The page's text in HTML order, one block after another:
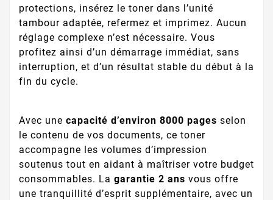
protections, insérez le toner dans l’unité
tambour adaptée, refermez et imprimez. Aucun
réglage complexe n’est nécessaire. Vous
profitez ainsi d’un démarrage immédiat, sans
interruption, et d’un résultat stable du début à la
fin du cycle.
Avec une capacité d’environ 8000 pages selon
le contenu de vos documents, ce toner
accompagne les volumes d’impression
soutenus tout en aidant à maîtriser votre budget
consommables. La garantie 2 ans vous offre
une tranquillité d’esprit supplémentaire, avec un